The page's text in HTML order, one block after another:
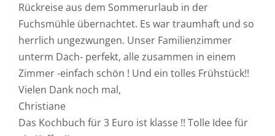
Rückreise aus dem Sommerurlaub in der
Fuchsmühle übernachtet. Es war traumhaft und so
herrlich ungezwungen. Unser Familienzimmer
unterm Dach- perfekt, alle zusammen in einem
Zimmer -einfach schön ! Und ein tolles Frühstück!!
Vielen Dank noch mal,
Christiane
Das Kochbuch für 3 Euro ist klasse !! Tolle Idee für